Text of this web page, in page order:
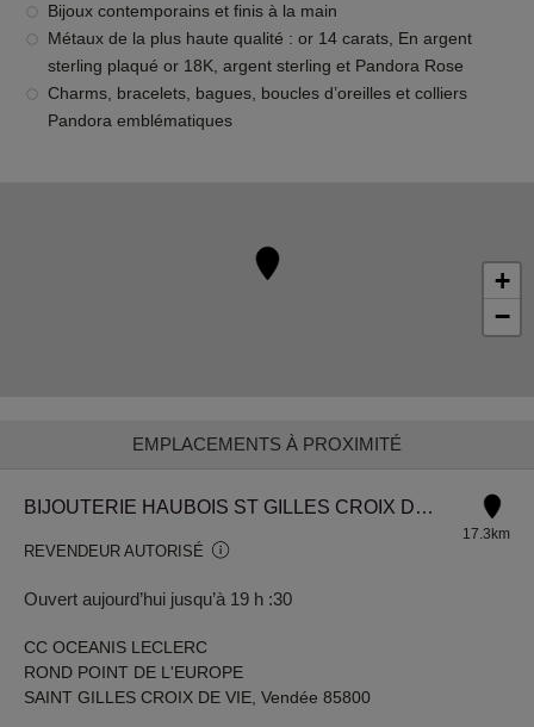
Bijoux contemporains et finis à la main
Métaux de la plus haute qualité : or 14 carats, En argent
sterling plaqué or 18K, argent sterling et Pandora Rose
Charms, bracelets, bagues, boucles d’oreilles et colliers
Pandora emblématiques
+
−
EMPLACEMENTS À PROXIMITÉ
BIJOUTERIE HAUBOIS ST GILLES CROIX DE VIE
REVENDEUR AUTORISÉ
Ouvert aujourd’hui jusqu’à 19 h :30
17.3km
CC OCEANIS LECLERC
ROND POINT DE L'EUROPE
SAINT GILLES CROIX DE VIE, Vendée 85800